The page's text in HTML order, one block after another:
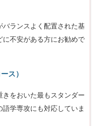
ランスよく配置された基
不安がある方にお勧めで
ス）
をおいた最もスタンダー
学専攻にも対応していま